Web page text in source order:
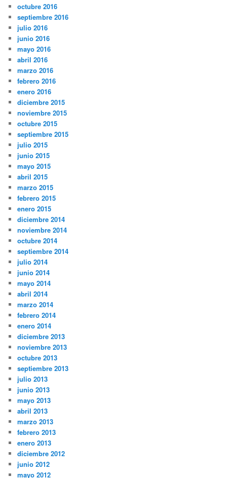
octubre 2016
septiembre 2016
julio 2016
junio 2016
mayo 2016
abril 2016
marzo 2016
febrero 2016
enero 2016
diciembre 2015
noviembre 2015
octubre 2015
septiembre 2015
julio 2015
junio 2015
mayo 2015
abril 2015
marzo 2015
febrero 2015
enero 2015
diciembre 2014
noviembre 2014
octubre 2014
septiembre 2014
julio 2014
junio 2014
mayo 2014
abril 2014
marzo 2014
febrero 2014
enero 2014
diciembre 2013
noviembre 2013
octubre 2013
septiembre 2013
julio 2013
junio 2013
mayo 2013
abril 2013
marzo 2013
febrero 2013
enero 2013
diciembre 2012
junio 2012
mayo 2012